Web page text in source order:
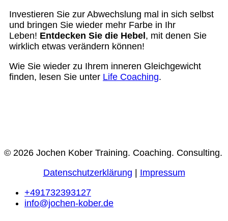
Investieren Sie zur Abwechslung mal in sich selbst
und bringen Sie wieder mehr Farbe in Ihr
Leben! Entdecken Sie die Hebel , mit denen Sie
wirklich etwas verändern können!
Wie Sie wieder zu Ihrem inneren Gleichgewicht
finden, lesen Sie unter Life Coaching.
© 2026 Jochen Kober Training. Coaching. Consulting.
Datenschutzerklärung
Impressum
+491732393127
info@jochen-kober.de